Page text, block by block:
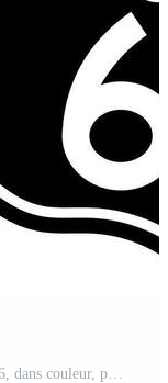
américain route signe pour le célèbre route 66, dans couleur, pente, noir et blanc et blanc et noir version, isolé sur une blanc Contexte Vecteur Pro